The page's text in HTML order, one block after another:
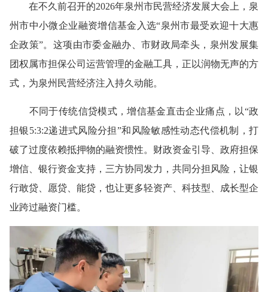
在不久前召开的2026年泉州市民营经济发展大会上，泉
州市中小微企业融资增信基金入选“泉州市最受欢迎十大惠
企政策”。这项由市委金融办、市财政局牵头，泉州发展集
团权属市担保公司运营管理的金融工具，正以润物无声的方
式，为泉州民营经济注入持久动能。
不同于传统信贷模式，增信基金直击企业痛点，以“政
担银5:3:2递进式风险分担”和风险敏感性动态代偿机制，打
破了过度依赖抵押物的融资惯性。财政资金引导、政府担保
增信、银行资金支持，三方协同发力，共同分担风险，让银
行敢贷、愿贷、能贷，也让更多轻资产、科技型、成长型企
业跨过融资门槛。